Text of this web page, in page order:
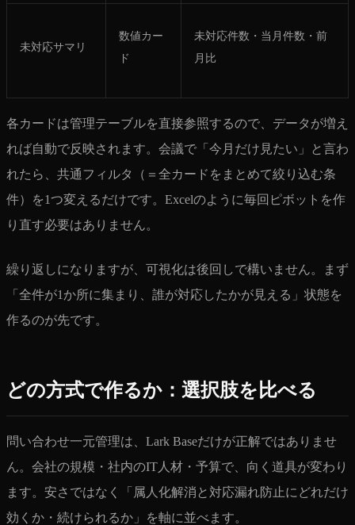
未対応サマリ
数値カー
ド
未対応件数・当月件数・前
月比
各カードは管理テーブルを直接参照するので、データが増え
れば自動で反映されます。会議で「今月だけ見たい」と言わ
れたら、共通フィルタ（＝全カードをまとめて絞り込む条
件）を1つ変えるだけです。Excelのように毎回ピボットを作
り直す必要はありません。
繰り返しになりますが、可視化は後回しで構いません。まず
「全件が1か所に集まり、誰が対応したかが見える」状態を
作るのが先です。
どの方式で作るか：選択肢を比べる
問い合わせ一元管理は、Lark Baseだけが正解ではありませ
ん。会社の規模・社内のIT人材・予算で、向く道具が変わり
ます。安さではなく「属人化解消と対応漏れ防止にどれだけ
効くか・続けられるか」を軸に並べます。